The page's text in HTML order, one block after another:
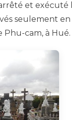
et exécuté
seulement en
cam, à Hué.